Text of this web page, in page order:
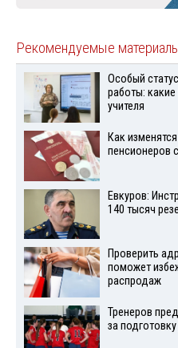
Рекомендуемые
Особый
работы:
учителя
Как
пенсионеров
Евкуров:
140 тысяч
Проверить
поможет
распродаж
Тренеров
за